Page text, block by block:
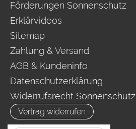
Förderungen Sonnenschutz
Erklärvideos
Sitemap
Zahlung & Versand
AGB & Kundeninfo
Datenschutzerklärung
Widerrufsrecht Sonnenschutz
Vertrag widerrufen